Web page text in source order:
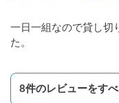
一日一組なので貸し切
た。
8件のレビューをす